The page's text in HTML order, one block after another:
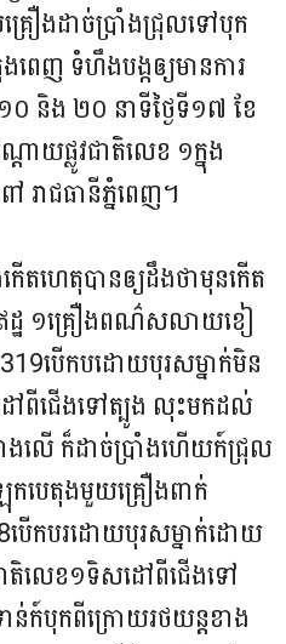
គ្រឿងដាច់ប្រាំងជ្រុលទៅបុក
េញ ទំហឹងបង្កឲ្យមានការ
០ និង ២០ នាទីថ្ងៃទី១៧ ខែ
ោយផ្លូវជាតិលេខ ១ក្នុង
រាជធានីភ្នំពេញ។
ើតហេតុបានឲ្យដឹងថាមុនកើត
ឥដ្ឋ ១គ្រឿងពណ៌សលាយខៀ
បើកបដោយបុរសម្នាក់មិន
ៅពីជើងទៅត្បូង លុះមកដល់
លើ ក៏ដាច់​ប្រាំងហើយក៍ជ្រុល
បេតុងមួយគ្រឿងពាក់
បើកបរដោយបុរសម្នាក់ដោយ
ាតិលេខ១ទិសដៅពីជើង​ទៅ
ាន់ក៍បុកពីក្រោយរថយន្តខាង